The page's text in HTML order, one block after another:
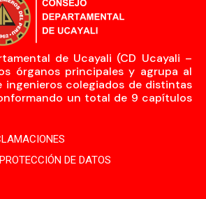
de Ucayali (CD Ucayali –
órganos principales y agrupa al
ingenieros colegiados de distintas
un total de 9 capítulos
DE DATOS